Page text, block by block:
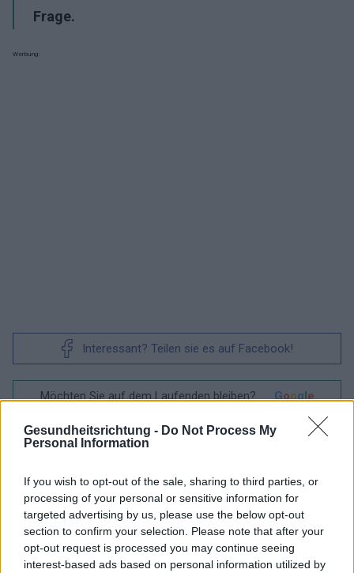
Gesundheitsrichtung - Do Not Process My
Personal Information
If you wish to opt-out of the sale, sharing to third parties, or
processing of your personal or sensitive information for
targeted advertising by us, please use the below opt-out
section to confirm your selection. Please note that after your
opt-out request is processed you may continue seeing
interest-based ads based on personal information utilized by
Frage.
Werbung:
Interessant? Teilen sie es auf Facebook!
Möchten Sie auf dem Laufenden bleiben?
Google
News
Themen
Auswirkungen des coronavirus auf die schwangerschaft
Coronavirus-a-schwangerschaft
Covid-19-a-schwangerschaft